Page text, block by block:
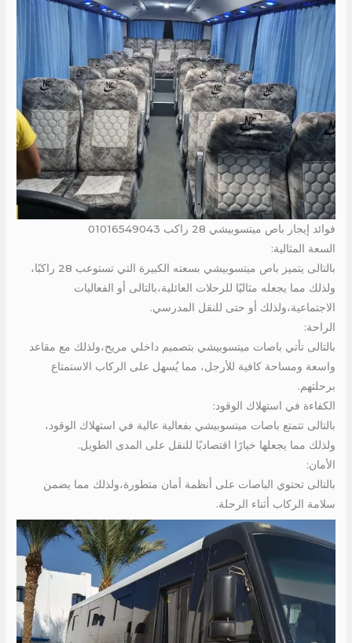
فوائد إيجار باص ميتسوبيشي 28 راكب 01016549043
السعة المثالية:
بالتالى يتميز باص ميتسوبيشي بسعته الكبيرة التي تستوعب 28 راكبًا،
ولذلك مما يجعله مثاليًا للرحلات العائلية،بالتالى أو الفعاليات
الاجتماعية،ولذلك أو حتى للنقل المدرسي.
الراحة:
بالتالى تأتي باصات ميتسوبيشي بتصميم داخلي مريح،ولذلك مع مقاعد
واسعة ومساحة كافية للأرجل، مما يُسهل على الركاب الاستمتاع
برحلتهم.
الكفاءة في استهلاك الوقود:
بالتالى تتمتع باصات ميتسوبيشي بفعالية عالية في استهلاك الوقود،
ولذلك مما يجعلها خيارًا اقتصاديًا للنقل على المدى الطويل.
الأمان:
بالتالى تحتوي الباصات على أنظمة أمان متطورة،ولذلك مما يضمن
سلامة الركاب أثناء الرحلة.